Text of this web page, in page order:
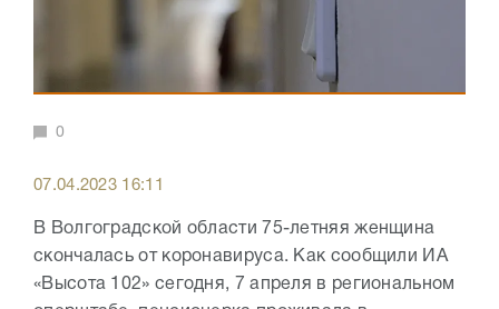
0
07.04.2023 16:11
В Волгоградской области 75-летняя женщина
скончалась от коронавируса. Как сообщили ИА
«Высота 102» сегодня, 7 апреля в региональном